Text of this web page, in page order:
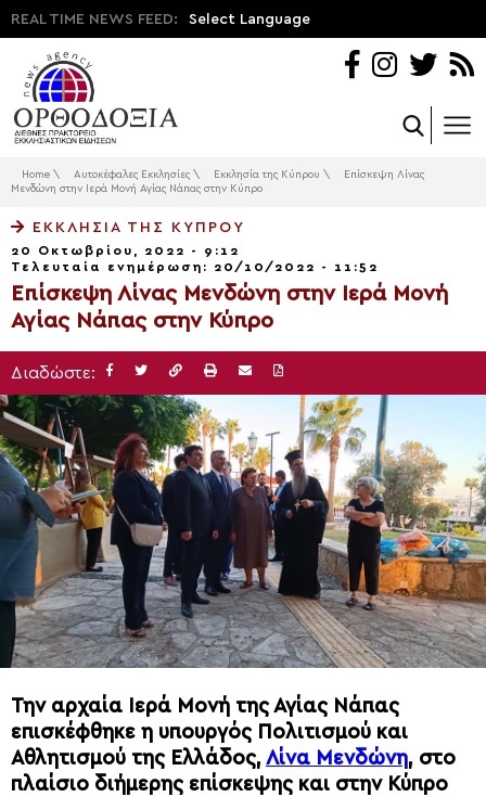
REAL TIME NEWS FEED: Select Language
Home \ Αυτοκέφαλες Εκκλησίες \ Εκκλησία της Κύπρου \
Επίσκεψη Λίνας
Μενδώνη στην Ιερά Μονή Αγίας Νάπας στην Κύπρο
ΕΚΚΛΗΣΊΑ ΤΗΣ ΚΎΠΡΟΥ
20 Οκτωβρίου, 2022 - 9:12
Τελευταία ενημέρωση: 20/10/2022 - 11:52
Επίσκεψη Λίνας Μενδώνη στην Ιερά Μονή
Αγίας Νάπας στην Κύπρο
Διαδώστε:
Την αρχαία Ιερά Μονή της Αγίας Νάπας
επισκέφθηκε η υπουργός Πολιτισμού και
Αθλητισμού της Ελλάδος, Λίνα Μενδώνη, στο
πλαίσιο διήμερης επίσκεψης και στην Κύπρο